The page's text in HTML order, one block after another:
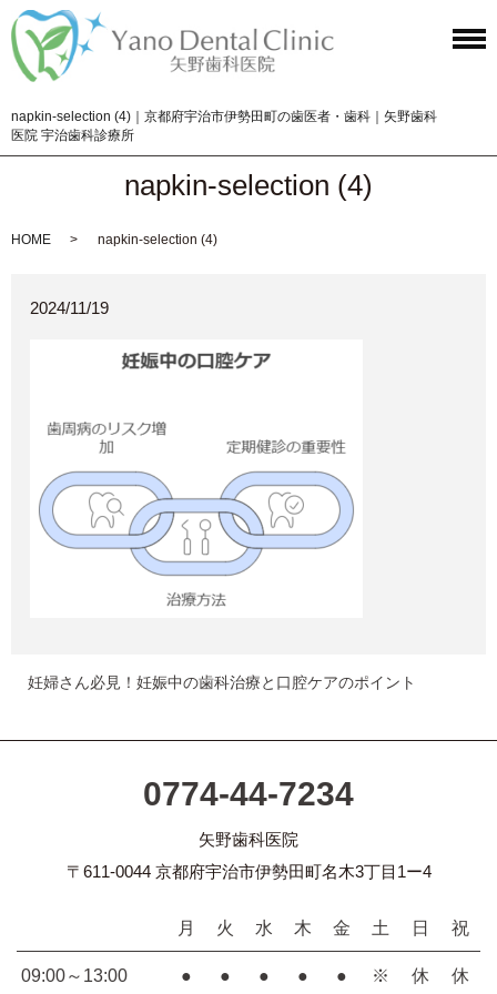
napkin-selection (4)｜京都府宇治市伊勢田町の歯医者・歯科｜矢野歯科
医院 宇治歯科診療所
napkin-selection (4)
HOME napkin-selection (4)
2024/11/19
妊婦さん必見！妊娠中の歯科治療と口腔ケアのポイント
0774-44-7234
矢野歯科医院
〒611-0044 京都府宇治市伊勢田町名木3丁目1ー4
月 火 水 木 金 土 日 祝
09:00～13:00 ● ● ● ● ● ※ 休 休